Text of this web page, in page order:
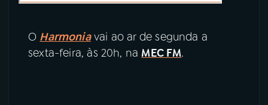
O Harmoniavai ao ar de segunda a
sexta-feira, às 20h, na MEC FM.